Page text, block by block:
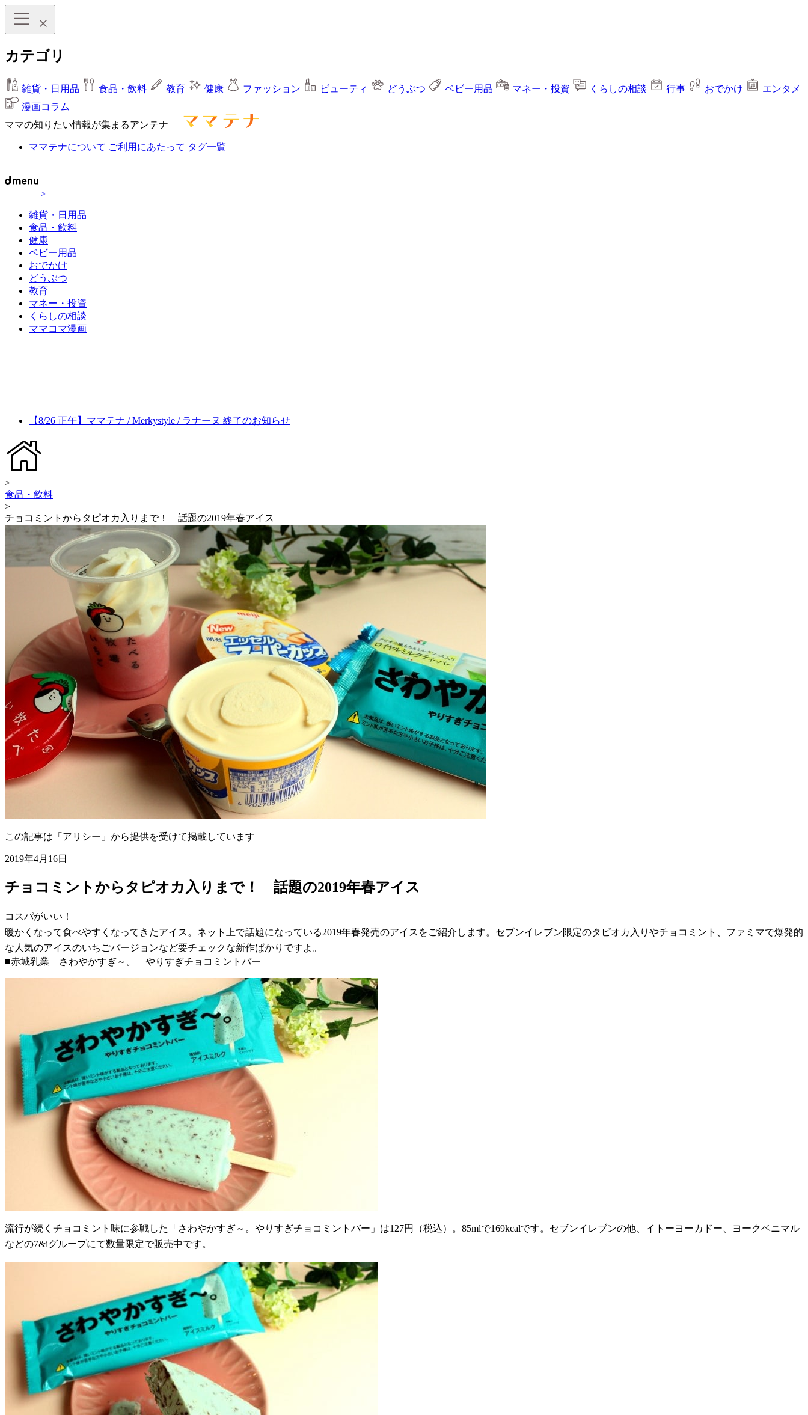
カテゴリ
雑貨・日用品 食品・飲料 教育 健康 ファッション ビューティ どうぶつ ベビー用品 マネー・投資 くらしの相談 行事 おでかけ
エンタメ
漫画コラム
ママの知りたい情報が集まるアンテナ
ママテナについて ご利用にあたって タグ一覧
>
雑貨・日用品
食品・飲料
健康
ベビー用品
おでかけ
どうぶつ
教育
マネー・投資
くらしの相談
ママコマ漫画
【8/26 正午】ママテナ / Merkystyle / ラナーヌ 終了のお知らせ
>
食品・飲料
>
チョコミントからタピオカ入りまで！ 話題の2019年春アイス
この記事は「アリシー」から提供を受けて掲載しています
2019年4月16日
チョコミントからタピオカ入りまで！ 話題の2019年春アイス
コスパがいい！
暖かくなって食べやすくなってきたアイス。ネット上で話題になっている2019年春発売のアイスをご紹介します。セブンイレブン限定のタピオカ入りやチョコミント、ファミマで爆発的
な人気のアイスのいちごバージョンなど要チェックな新作ばかりですよ。
■赤城乳業 さわやかすぎ～。 やりすぎチョコミントバー
流行が続くチョコミント味に参戦した「さわやかすぎ～。やりすぎチョコミントバー」は127円（税込）。85mlで169kcalです。セブンイレブンの他、イトーヨーカドー、ヨークベニマル
などの7&iグループにて数量限定で販売中です。